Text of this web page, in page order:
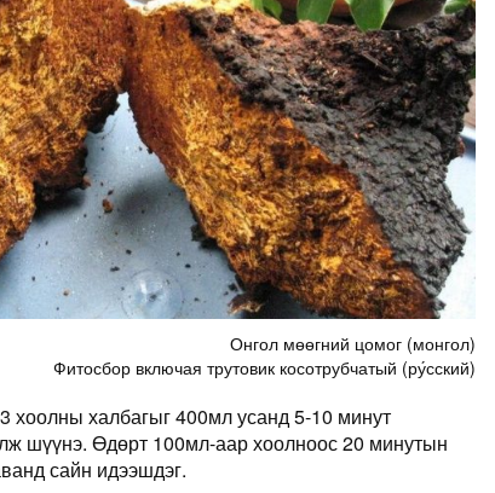
Онгол мөөгний цомог (монгол)
Фитосбор включая трутовик косотрубчатый (ру́сский)
хоолны халбагыг 400мл усанд 5-10 минут
шүүнэ. Өдөрт 100мл-аар хоолноос 20 минутын
сайн идээшдэг.